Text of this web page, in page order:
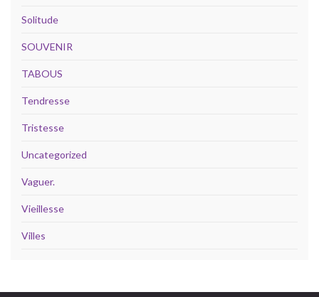
Solitude
SOUVENIR
TABOUS
Tendresse
Tristesse
Uncategorized
Vaguer.
Vieillesse
Villes